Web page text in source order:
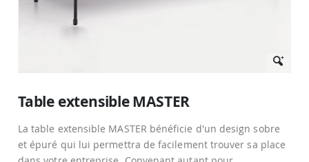
début
la
Galerie
d’images
Table extensible MASTER
La table extensible MASTER bénéficie d'un design sobre
et épuré qui lui permettra de facilement trouver sa place